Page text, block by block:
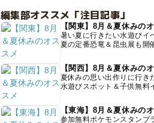
編集部オススメ「注目記事」
【関東】8月＆夏休みの
暑い夏に行きたい水遊びイ
夏の定番恐竜＆昆虫展も開
【関西】8月＆夏休みの
夏休みの思い出作りに行き
水遊びスポット＆子供無料
【東海】8月＆夏休みの
参加無料ポケモンスタンプ